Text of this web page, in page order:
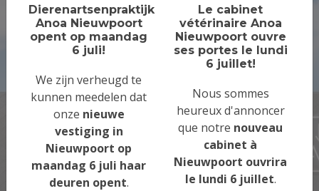
Dierenartsenpraktijk
Anoa Nieuwpoort
opent op maandag
6 juli!
We zijn verheugd te
kunnen meedelen dat
onze nieuwe
vestiging in
Nieuwpoort op
maandag 6 juli haar
deuren opent.
Le cabinet
vétérinaire Anoa
Nieuwpoort ouvre
ses portes le lundi
6 juillet!
Nous sommes
heureux d'annoncer
que notre nouveau
cabinet à
Nieuwpoort ouvrira
le lundi 6 juillet.
Uw dierenartsen aan
zee
Maak een afspraak
Prendre rendez-